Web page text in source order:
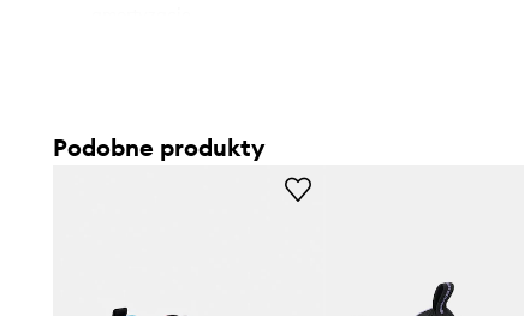
Podobne produkty